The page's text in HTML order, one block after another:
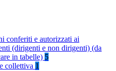
conferiti e autorizzati ai
(dirigenti e non dirigenti) (da
in tabelle) 5
collettiva 1